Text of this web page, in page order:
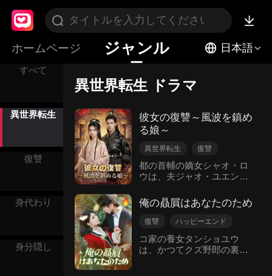
ホームページ ジャンル 日本語
すべて
異世界転生
復讐
身代わり
身分隠し
異世界転生 ドラマ
彼女の復讐～風波を鎮め
る娘～
異世界転生
復讐
長女
逆襲
古代ロマンス
都の首輔の嫡女シャオ・ロ
ウは、夫ジャオ・ユエンが
偶然知ってしまう。だが彼
女は逆に「通敵の罪」を着
せられ、家族もろとも窮地
から突き落とされ、命を落
とした彼女は――同じ名を
俺の贔屓はあなたのため
復讐
ハッピーエンド
生まれ変わり
ハニー
異世界転生
コ家の養女タンショユウ
は、かつてクズ野郎の裏切